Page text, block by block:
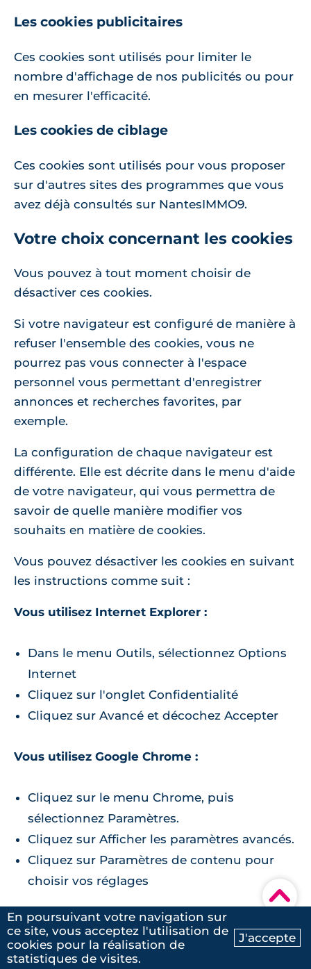
Ma recherche Contactez-nous
▾
Les cookies publicitaires
Ces cookies sont utilisés pour limiter le
nombre d'affichage de nos publicités ou pour
en mesurer l'efficacité.
Les cookies de ciblage
Ces cookies sont utilisés pour vous proposer
sur d'autres sites des programmes que vous
avez déjà consultés sur NantesIMMO9.
Votre choix concernant les cookies
Vous pouvez à tout moment choisir de
désactiver ces cookies.
Si votre navigateur est configuré de manière à
refuser l'ensemble des cookies, vous ne
pourrez pas vous connecter à l'espace
personnel vous permettant d'enregistrer
annonces et recherches favorites, par
exemple.
La configuration de chaque navigateur est
différente. Elle est décrite dans le menu d'aide
de votre navigateur, qui vous permettra de
savoir de quelle manière modifier vos
souhaits en matière de cookies.
Vous pouvez désactiver les cookies en suivant
les instructions comme suit :
Vous utilisez Internet Explorer :
Dans le menu Outils, sélectionnez Options
Internet
Cliquez sur l'onglet Confidentialité
Cliquez sur Avancé et décochez Accepter
Vous utilisez Google Chrome :
Cliquez sur le menu Chrome, puis
sélectionnez Paramètres.
Cliquez sur Afficher les paramètres avancés.
Cliquez sur Paramètres de contenu pour
choisir vos réglages
Vous utilisez Firefox :
Dans le menu cliquez sur Outils puis
En poursuivant votre navigation sur
ce site, vous acceptez l'utilisation de
cookies pour la réalisation de
statistiques de visites.
J'accepte